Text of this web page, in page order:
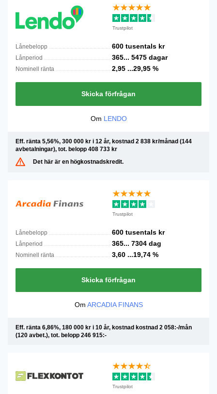
Trustpilot
Lånebelopp 600 tusentals kr
Lånperiod 365... 5475 dagar
Nominell ränta 2,95 ...29,95 %
Skicka förfrågan
Om LENDO
Eff. ränta 5,56%, 300 000 kr i 12 år, kostnad 2 838 kr/månad (144
avbetalningar), tot. belopp 408 733 kr
Det här är en högkostnadskredit.
Trustpilot
Lånebelopp 600 tusentals kr
Lånperiod 365... 7304 dag
Nominell ränta 3,60 ...19,74 %
Skicka förfrågan
Om ARCADIA FINANS
Eff. ränta 6,86%, 180 000 kr i 10 år, kostnad kostnad 2 058:-/mån
(120 avbet.), tot. belopp 246 915:-
Trustpilot